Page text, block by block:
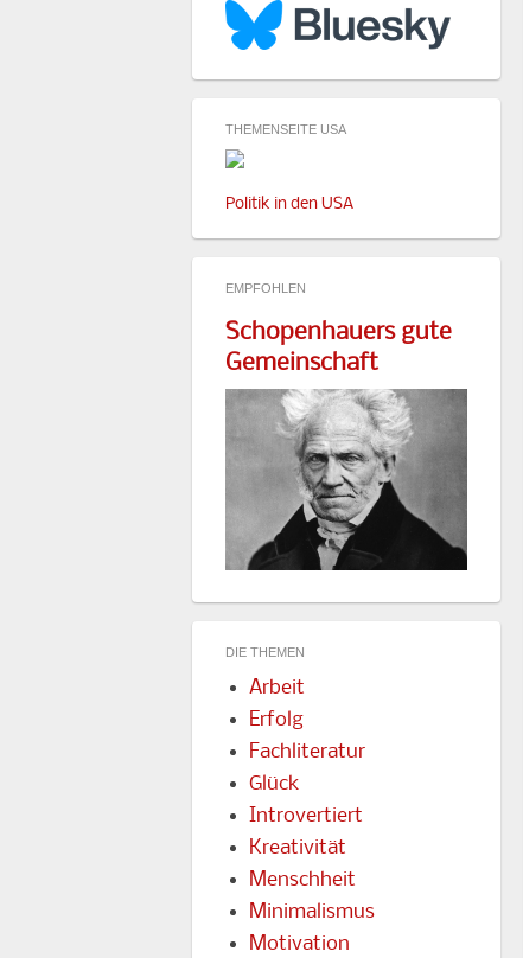
THEMENSEITE USA
Politik in den USA
EMPFOHLEN
Schopenhauers gute
Gemeinschaft
DIE THEMEN
Arbeit
Erfolg
Fachliteratur
Glück
Introvertiert
Kreativität
Menschheit
Minimalismus
Motivation